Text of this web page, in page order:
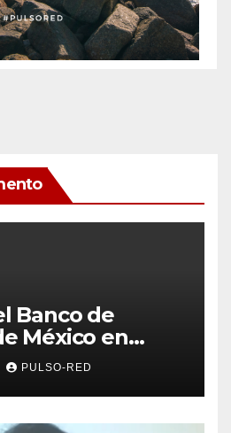
Banco de
México en
con trabajo
PULSO-RED